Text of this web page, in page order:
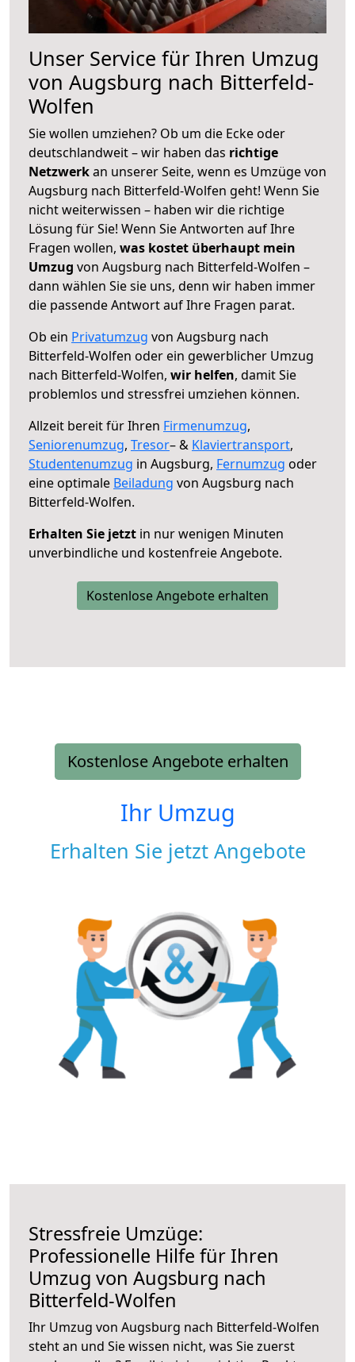
Unser Service für Ihren Umzug
von Augsburg nach Bitterfeld-
Wolfen
Sie wollen umziehen? Ob um die Ecke oder
deutschlandweit – wir haben das richtige
Netzwerkan unserer Seite, wenn es Umzüge von
Augsburg nach Bitterfeld-Wolfen geht! Wenn Sie
nicht weiterwissen – haben wir die richtige
Lösung für Sie! Wenn Sie Antworten auf Ihre
Fragen wollen, was kostet überhaupt mein
Umzug von Augsburg nach Bitterfeld-Wolfen –
dann wählen Sie sie uns, denn wir haben immer
die passende Antwort auf Ihre Fragen parat.
Ob ein Privatumzug von Augsburg nach
Bitterfeld-Wolfen oder ein gewerblicher Umzug
nach Bitterfeld-Wolfen, wir helfen, damit Sie
problemlos und stressfrei umziehen können.
Allzeit bereit für Ihren Firmenumzug,
Seniorenumzug, Tresor– & Klaviertransport,
Studentenumzug in Augsburg, Fernumzug oder
eine optimale Beiladung von Augsburg nach
Bitterfeld-Wolfen.
Erhalten Sie jetzt in nur wenigen Minuten
unverbindliche und kostenfreie Angebote.
Kostenlose Angebote erhalten
Kostenlose Angebote erhalten
Ihr Umzug
Erhalten Sie jetzt Angebote
Stressfreie Umzüge:
Professionelle Hilfe für Ihren
Umzug von Augsburg nach
Bitterfeld-Wolfen
Ihr Umzug von Augsburg nach Bitterfeld-Wolfen
steht an und Sie wissen nicht, was Sie zuerst